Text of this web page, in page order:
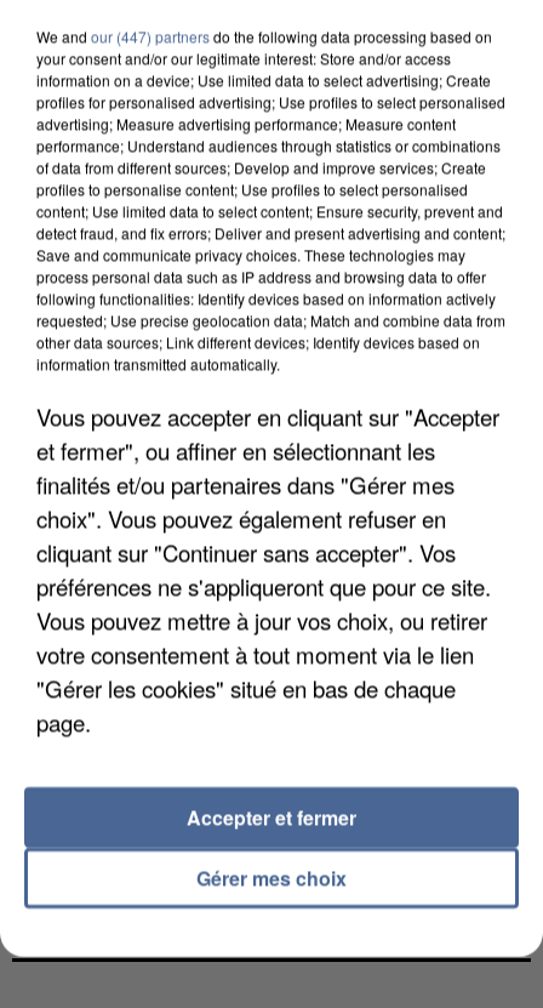
UNE TOURISTE DE L’OISE EMPORTÉE PAR UNE
COULÉE DE BOUE EN HAUTE-SAVOIE
LES DONNÉES DE 300 000 CLIENTS DÉROBÉES À
INTERMARCHÉ APRÈS UNE...
We and our (447) partnersdo the following data processing based on
your consent and/or our legitimate interest: Store and/or access
information on a device; Use limited data to select advertising; Create
profiles for personalised advertising; Use profiles to select personalised
advertising; Measure advertising performance; Measure content
performance; Understand audiences through statistics or combinations
of data from different sources; Develop and improve services; Create
profiles to personalise content; Use profiles to select personalised
content; Use limited data to select content; Ensure security, prevent and
detect fraud, and fix errors; Deliver and present advertising and content;
Save and communicate privacy choices. These technologies may
process personal data such as IP address and browsing data to offer
following functionalities: Identify devices based on information actively
requested; Use precise geolocation data; Match and combine data from
other data sources; Link different devices; Identify devices based on
information transmitted automatically.
Vous pouvez accepter en cliquant sur "Accepter
et fermer", ou affiner en sélectionnant les
finalités et/ou partenaires dans "Gérer mes
choix". Vous pouvez également refuser en
cliquant sur "Continuer sans accepter". Vos
préférences ne s'appliqueront que pour ce site.
Vous pouvez mettre à jour vos choix, ou retirer
votre consentement à tout moment via le lien
"Gérer les cookies" situé en bas de chaque
page.
Gérer mes choix
Accepter et fermer